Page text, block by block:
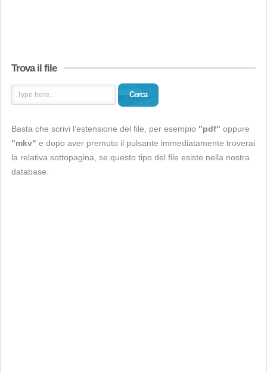
Trova il file
Cerca
Basta che scrivi l’estensione del file, per esempio "pdf" oppure
"mkv" e dopo aver premuto il pulsante immediatamente troverai
la relativa sottopagina, se questo tipo del file esiste nella nostra
database.